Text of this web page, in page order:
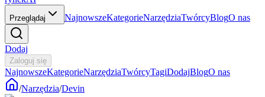
Przeglądaj NajnowszeKategorieNarzędziaTwórcyBlogO nas
Dodaj
Zaloguj się
NajnowszeKategorieNarzędziaTwórcyTagiDodajBlogO nas
/Narzędzia/Devin